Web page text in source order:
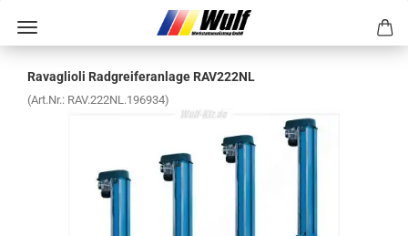
Ra­vaglio­li Rad­grei­fer­an­la­ge RAV222NL
(Art.Nr.: RAV.222NL.196934)